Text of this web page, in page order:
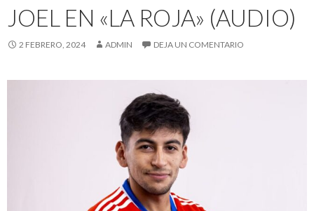
JOEL EN «LA ROJA» (AUDIO)
2 FEBRERO, 2024 ADMIN DEJA UN COMENTARIO